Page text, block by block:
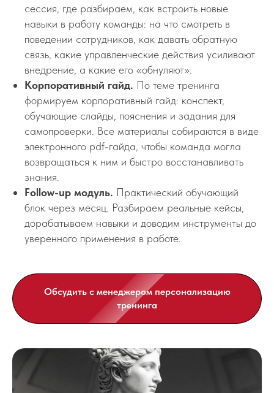
сессия, где разбираем, как встроить новые
навыки в работу команды: на что смотреть в
поведении сотрудников, как давать обратную
связь, какие управленческие действия усиливают
внедрение, а какие его «обнуляют».
Корпоративный гайд. По теме тренинга
формируем корпоративный гайд: конспект,
обучающие слайды, пояснения и задания для
самопроверки. Все материалы собираются в виде
электронного pdf-гайда, чтобы команда могла
возвращаться к ним и быстро восстанавливать
знания.
Follow-up модуль. Практический обучающий
блок через месяц. Разбираем реальные кейсы,
дорабатываем навыки и доводим инструменты до
уверенного применения в работе.
Обсудить с менеджером персонализацию
тренинга